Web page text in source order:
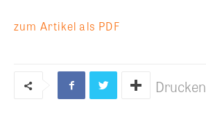
zum Artikel als PDF
Drucken